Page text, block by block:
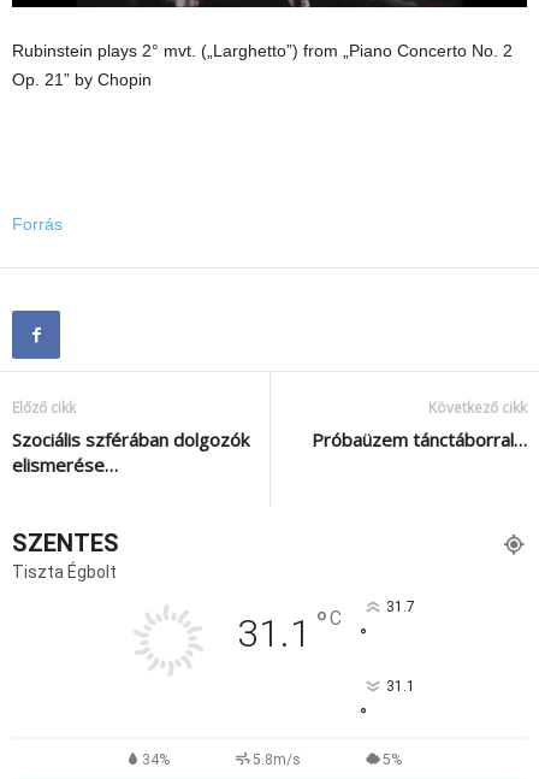
Rubinstein plays 2° mvt. („Larghetto”) from „Piano Concerto No. 2
Op. 21” by Chopin
Forrás
Előző cikk
Szociális szférában dolgozók
elismerése…
Következő cikk
Próbaüzem tánctáborral…
SZENTES
Tiszta Égbolt
31.1 °C 31.7
°
31.1
°
34% 5.8m/s 5%